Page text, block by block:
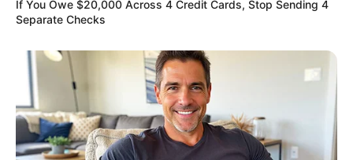
They're Unbearable! 9 Movie Characters You
Probably Remember
BRAINBERRIES
If You Owe $20,000 Across 4 Credit Cards, Stop Sending 4
Separate Checks